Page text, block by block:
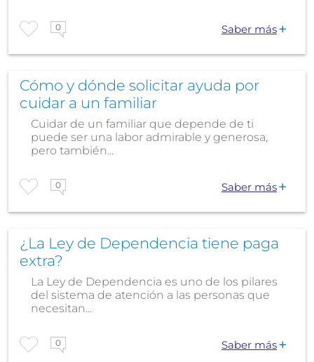
0 Saber más
Cómo y dónde solicitar ayuda por
cuidar a un familiar
Cuidar de un familiar que depende de ti
puede ser una labor admirable y generosa,
pero también...
0 Saber más
¿La Ley de Dependencia tiene paga
extra?
La Ley de Dependencia es uno de los pilares
del sistema de atención a las personas que
necesitan...
0 Saber más